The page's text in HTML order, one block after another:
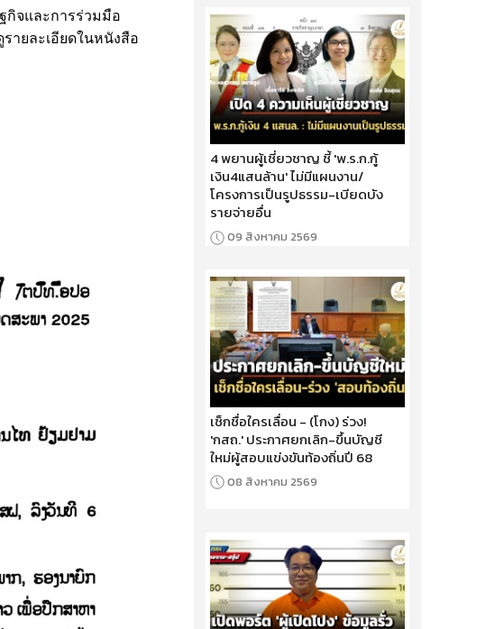
กิจและการร่วมมือ
ายละเอียดในหนังสือ
4 พยานผู้เชี่ยวชาญ ชี้ 'พ.ร.ก.กู้
เงิน4แสนล้าน' ไม่มีแผนงาน/
โครงการเป็นรูปธรรม-เบียดบัง
รายจ่ายอื่น
09 สิงหาคม 2569
เช็กชื่อใครเลื่อน - (โกง) ร่วง!
'กสถ.' ประกาศยกเลิก-ขึ้นบัญชี
ใหม่ผู้สอบแข่งขันท้องถิ่นปี 68
08 สิงหาคม 2569